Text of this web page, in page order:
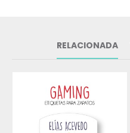
RELACIONADA